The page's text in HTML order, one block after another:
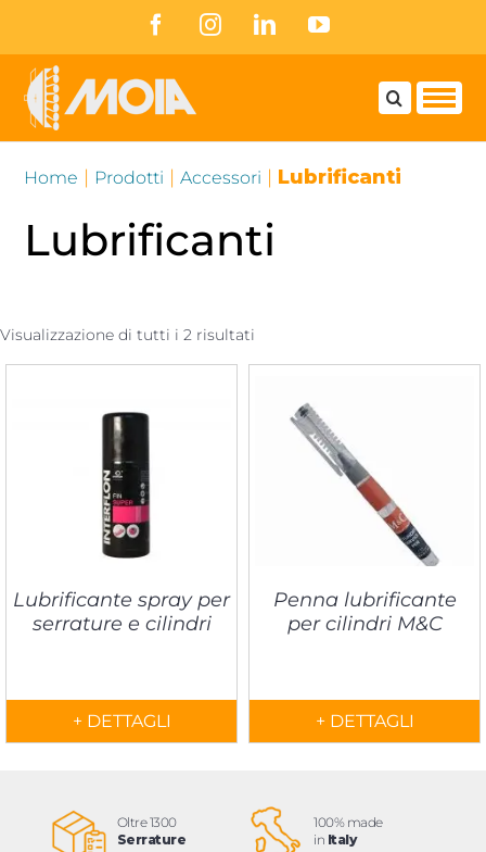
content
FacebookInstagramLinkedInYouTube
Home | Prodotti |Accessori | Lubrificanti
Lubrificanti
Visualizzazione di tutti i 2 risultati
Lubrificante spray per
serrature e cilindri
+ DETTAGLI
Penna lubrificante
per cilindri M&C
+ DETTAGLI
Oltre 1300
Serrature
100% made
in Italy